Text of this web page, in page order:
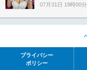
07月31日 19時00分
プライバシー
ポリシー